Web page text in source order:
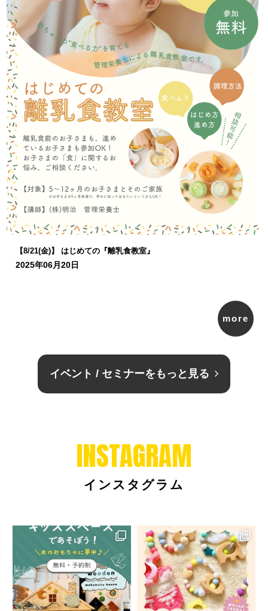
【8/21(金)】 はじめての『離乳食教室』
2025年06月20日
more
イベント / セミナーをもっと見る
INSTAGRAM
インスタグラム